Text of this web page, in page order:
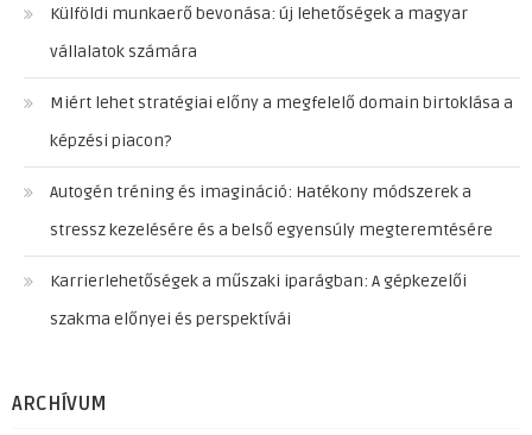
Külföldi munkaerő bevonása: új lehetőségek a magyar
vállalatok számára
Miért lehet stratégiai előny a megfelelő domain birtoklása a
képzési piacon?
Autogén tréning és imagináció: Hatékony módszerek a
stressz kezelésére és a belső egyensúly megteremtésére
Karrierlehetőségek a műszaki iparágban: A gépkezelői
szakma előnyei és perspektívái
ARCHÍVUM